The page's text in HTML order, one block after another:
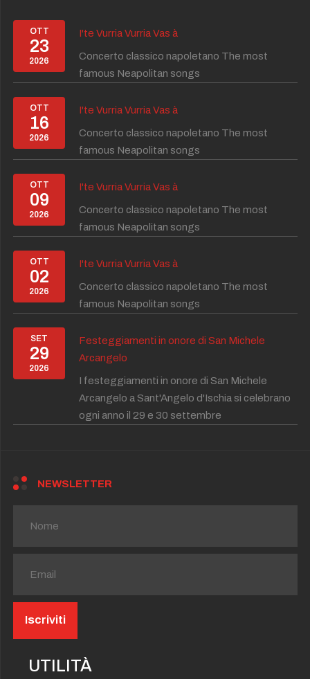
OTT
23
2026
I'te Vurria Vurria Vas à
Concerto classico napoletano The most
famous Neapolitan songs
OTT
16
2026
I'te Vurria Vurria Vas à
Concerto classico napoletano The most
famous Neapolitan songs
OTT
09
2026
I'te Vurria Vurria Vas à
Concerto classico napoletano The most
famous Neapolitan songs
OTT
02
2026
I'te Vurria Vurria Vas à
Concerto classico napoletano The most
famous Neapolitan songs
SET
29
2026
Festeggiamenti in onore di San Michele
Arcangelo
I festeggiamenti in onore di San Michele
Arcangelo a Sant'Angelo d'Ischia si celebrano
ogni anno il 29 e 30 settembre
NEWSLETTER
UTILITÀ